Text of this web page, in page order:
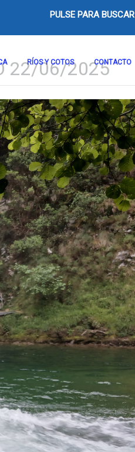
PULSE PARA BUSCAR
RÍOS Y COTOS CONTACTO
22/06/2025